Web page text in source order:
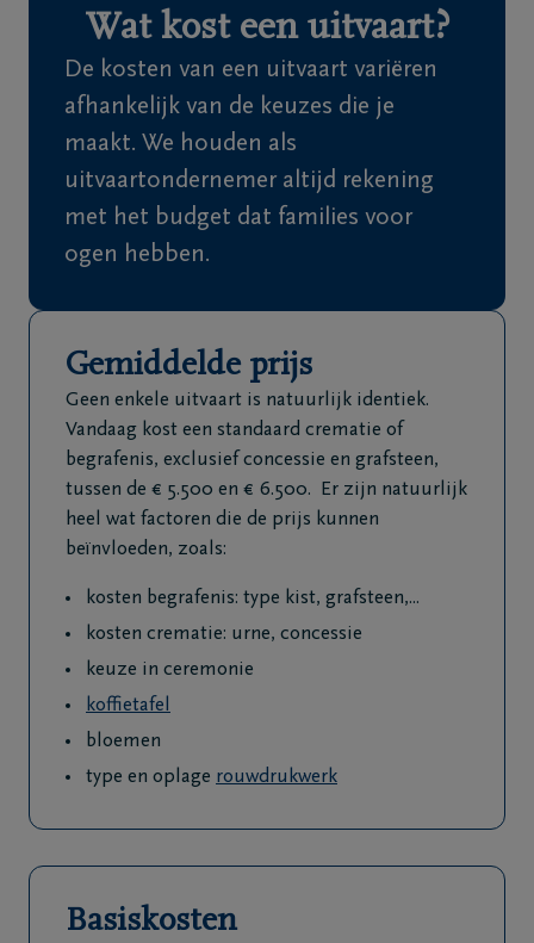
Contact
Uitvaart
regelen
Ons
Veelgestelde
vragen
Meld een
overlijden
24u/24
14
41
52
Wat kost een uitvaart?
De kosten van een uitvaart variëren
afhankelijk van de keuzes die je
maakt. We houden als
uitvaartondernemer altijd rekening
met het budget dat families voor
ogen hebben.
Gemiddelde prijs
Geen enkele uitvaart is natuurlijk identiek.
Vandaag kost een standaard crematie of
begrafenis, exclusief concessie en grafsteen,
tussen de € 5.500 en € 6.500. Er zijn natuurlijk
heel wat factoren die de prijs kunnen
beïnvloeden, zoals:
kosten begrafenis: type kist, grafsteen,...
kosten crematie: urne, concessie
keuze in ceremonie
koffietafel
bloemen
type en oplage rouwdrukwerk
Basiskosten